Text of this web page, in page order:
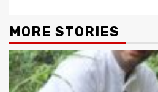
MORE STORIES